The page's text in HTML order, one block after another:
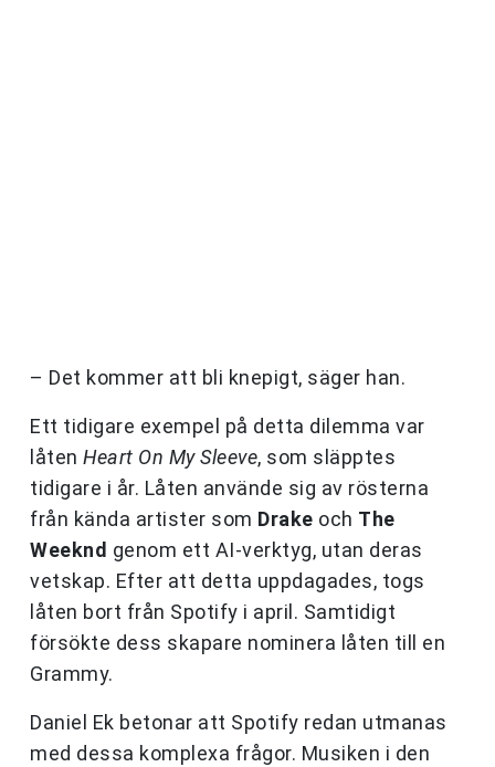
– Det kommer att bli knepigt, säger han.
Ett tidigare exempel på detta dilemma var
låten Heart On My Sleeve, som släpptes
tidigare i år. Låten använde sig av rösterna
från kända artister som Drake och The
Weeknd genom ett AI-verktyg, utan deras
vetskap. Efter att detta uppdagades, togs
låten bort från Spotify i april. Samtidigt
försökte dess skapare nominera låten till en
Grammy.
Daniel Ek betonar att Spotify redan utmanas
med dessa komplexa frågor. Musiken i den